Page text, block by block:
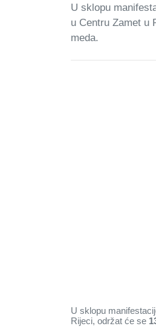
U sklopu
u Centru Zamet u
meda.
U sklopu
Rijeci, održat će se